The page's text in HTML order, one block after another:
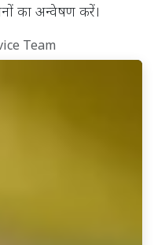
का अन्वेषण करें।
Team